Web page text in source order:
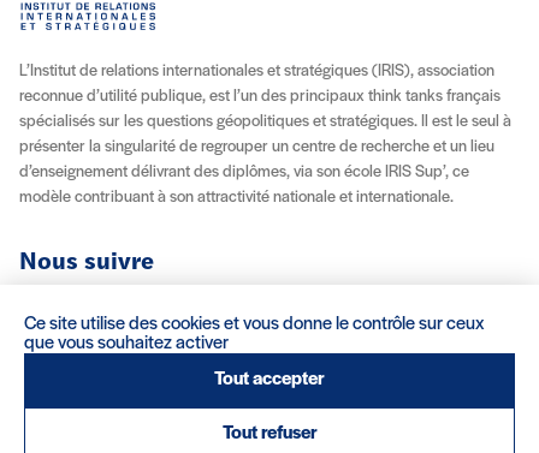
L’Institut de relations internationales et stratégiques (IRIS), association
reconnue d’utilité publique, est l’un des principaux think tanks français
spécialisés sur les questions géopolitiques et stratégiques. Il est le seul à
présenter la singularité de regrouper un centre de recherche et un lieu
d’enseignement délivrant des diplômes, via son école IRIS Sup’, ce
modèle contribuant à son attractivité nationale et internationale.
Nous suivre
YoutubeInstagramFacebookX (Twitter)
LinkedinFlux RSS
À propos
Recrutement Locations Contact
Ce site utilise des cookies et vous donne le contrôle sur ceux
que vous souhaitez activer
Tout accepter
Tout refuser